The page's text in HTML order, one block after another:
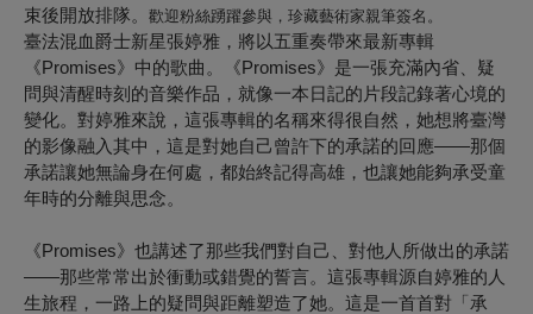
束後開放排隊。 歡迎粉絲踴躍參與，珍藏藝術家親筆簽名。
臺法混血爵士新星張婷雅，將以五重奏帶來最新專輯
《Promises》中的歌曲。《Promises》是一張充滿內省、疑
問與清醒時刻的音樂作品，就像一本日記的片段記錄著心境的
變化。對婷雅來說，這張專輯的名稱來得很自然，她想將臺灣
的影像融入其中，這是對她自己曾許下的承諾的回應——那個
承諾讓她無論身在何處，都始終記得高雄，也讓她能夠承受童
年時的分離與思念。
《Promises》也講述了那些我們對自己、對他人所做出的承諾
——那些常常出於衝動或錯覺的誓言。這張專輯源自婷雅的人
生旅程，一路上的疑問與距離塑造了她。這是一首首對「承